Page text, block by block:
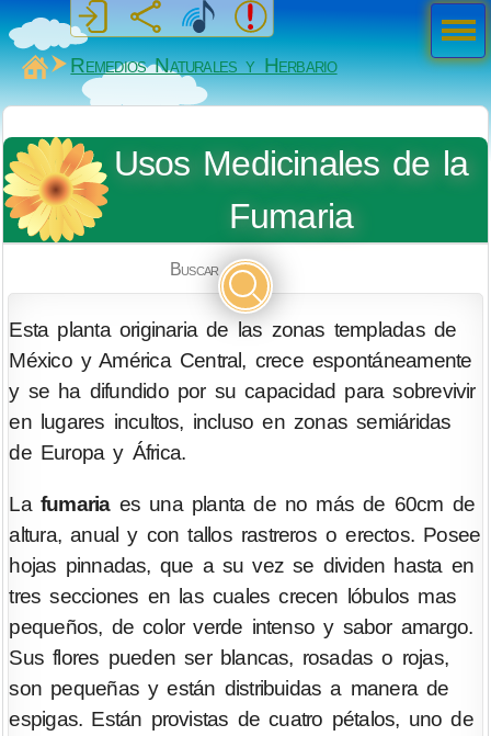
MiSabueso
Remedios Naturales y Herbario
Usos Medicinales de la
Fumaria
Buscar
Esta planta originaria de las zonas templadas de
México y América Central, crece espontáneamente
y se ha difundido por su capacidad para sobrevivir
en lugares incultos, incluso en zonas semiáridas
de Europa y África.
La fumariaes una planta de no más de 60cm de
altura, anual y con tallos rastreros o erectos. Posee
hojas pinnadas, que a su vez se dividen hasta en
tres secciones en las cuales crecen lóbulos mas
pequeños, de color verde intenso y sabor amargo.
Sus flores pueden ser blancas, rosadas o rojas,
son pequeñas y están distribuidas a manera de
espigas. Están provistas de cuatro pétalos, uno de
Men
ú